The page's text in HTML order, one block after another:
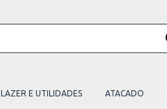
LAZER E UTILIDADES ATACADO